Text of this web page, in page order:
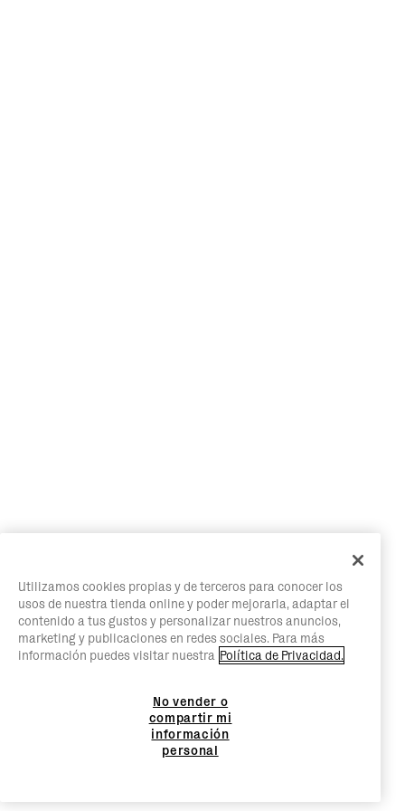
Utilizamos cookies propias y de terceros para conocer los
usos de nuestra tienda online y poder mejorarla, adaptar el
contenido a tus gustos y personalizar nuestros anuncios,
marketing y publicaciones en redes sociales. Para más
información puedes visitar nuestra Política de Privacidad.
No vender o
compartir mi
información
personal